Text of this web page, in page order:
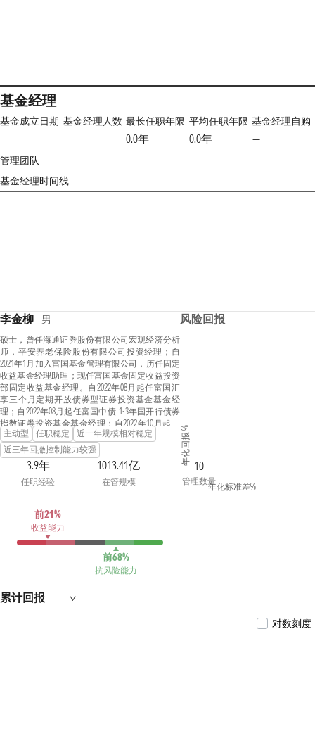
基金经理
基金成立日期 基金经理人数 最长任职年限
0.0年
平均任职年限
0.0年
基金经理自购
—
管理团队
基金经理时间线
李金柳 男
硕士，曾任海通证券股份有限公司宏观经济分析
师，平安养老保险股份有限公司投资经理；自
2021年1月加入富国基金管理有限公司，历任固定
收益基金经理助理；现任富国基金固定收益投资
部固定收益基金经理。自2022年08月起任富国汇
享三个月定期开放债券型证券投资基金基金经
理；自2022年08月起任富国中债-1-3年国开行债券
指数证券投资基金基金经理；自2022年10月起任
富国汇泽一年定期开放债券型证券投资基金基金
经理；自2022年12月起任富国颐利纯债债券型证
券投资基金基金经理；自2023年04月起任富国中
债7-10年政策性金融债交易型开放式指数证券投
资基金发起式联接基金基金经理；自2023年04月
指数证券投资基金基金经理；自2024年03月起任
富国泽利纯债债券型证券投资基金基金经理；自
2024年04月起任富国瑞夏纯债债券型证券投资基
金基金经理；具有基金从业资格。
主动型 任职稳定
近一年规模相对稳定
近三年回撤控制能力较强
3.9年
任职经验
1013.41亿
在管规模
10
管理数量
前21%
收益能力
前68%
抗风险能力
风险回报
年化回报 %
年化标准差%
累计回报
对数刻度